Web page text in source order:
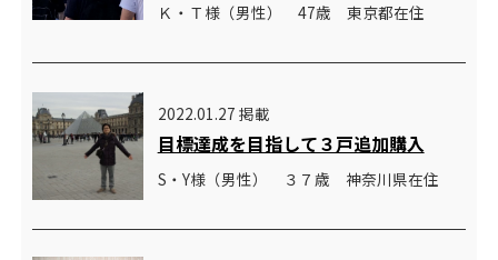
Ｋ・Ｔ様（男性） 47歳 東京都在住
2022.01.27 掲載
目標達成を目指して３戸追加購入
S・Y様（男性） ３７歳 神奈川県在住